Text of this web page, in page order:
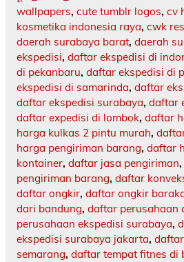
wallpapers, cute tumblr logos, cv
kosmetika indonesia raya, cwk
daerah surabaya barat, daerah
ekspedisi, daftar ekspedisi di
di pekanbaru, daftar ekspedisi di
ekspedisi di samarinda, daftar
daftar ekspedisi surabaya, daftar
daftar expedisi di lombok, daftar
harga kulkas 2 pintu murah,
harga pengiriman barang, daftar
kontainer, daftar jasa pengiriman,
pengiriman barang, daftar
daftar ongkir, daftar ongkir
dari bandung, daftar perusahaan
perusahaan ekspedisi surabaya,
ekspedisi surabaya jakarta,
semarang, daftar tempat fitnes di